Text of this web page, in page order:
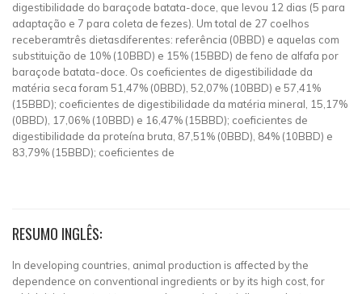
digestibilidade do baraçode batata-doce, que levou 12 dias (5 para
adaptação e 7 para coleta de fezes). Um total de 27 coelhos
receberamtrês dietasdiferentes: referência (0BBD) e aquelas com
substituição de 10% (10BBD) e 15% (15BBD) de feno de alfafa por
baraçode batata-doce. Os coeficientes de digestibilidade da
matéria seca foram 51,47% (0BBD), 52,07% (10BBD) e 57,41%
(15BBD); coeficientes de digestibilidade da matéria mineral, 15,17%
(0BBD), 17,06% (10BBD) e 16,47% (15BBD); coeficientes de
digestibilidade da proteína bruta, 87,51% (0BBD), 84% (10BBD) e
83,79% (15BBD); coeficientes de
RESUMO INGLÊS:
In developing countries, animal production is affected by the
dependence on conventional ingredients or by its high cost, for